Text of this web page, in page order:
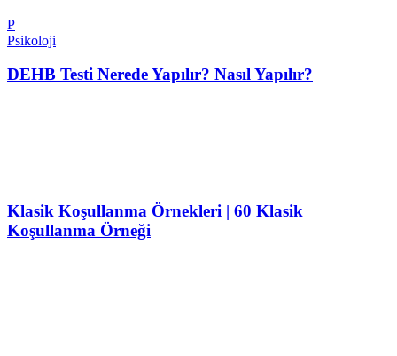
P
Psikoloji
DEHB Testi Nerede Yapılır? Nasıl Yapılır?
Klasik Koşullanma Örnekleri | 60 Klasik
Koşullanma Örneği